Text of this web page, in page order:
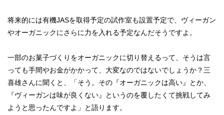
将来的には有機JASを取得予定の試作室も設置予定で、ヴィーガン
やオーガニックにさらに力を入れる予定なんだそうですよ。
一部のお菓子づくりをオーガニックに切り替えるって、そうは言
っても手間やお金がかかって、大変なのではないでしょうか？三
喜雄さんに聞くと、「そう。その『オーガニックは高い』とか、
『ヴィーガンは味が良くない』というのを覆したくて挑戦してみ
ようと思ったんですよ」と語ります。